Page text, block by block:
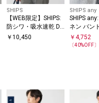
SHIPS
【WEB限定】SHIPS:
防シワ・吸水速乾 Dr
ymix(R) プルオーバ
￥ 10,450
SHIPS any
SHIPS
ネン バン
ー ハーフ
ルオーバ
￥4,752
〔40%OFF〕